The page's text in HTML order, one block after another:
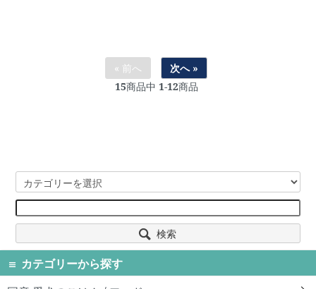
« 前へ
次へ »
15商品中 1-12商品
検索
カテゴリーから探す